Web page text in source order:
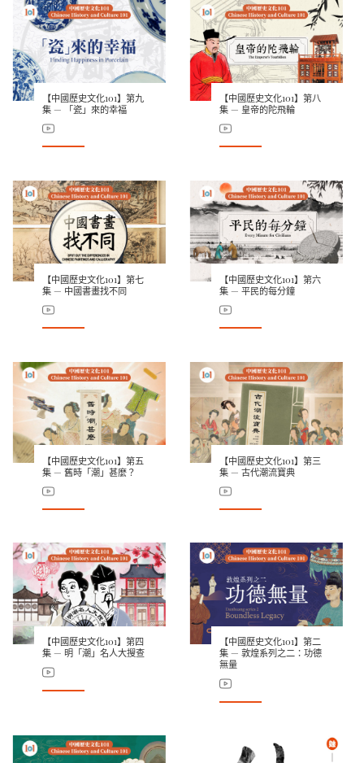
【中國歷史文化101】第九
集 — 「瓷」來的幸福
【中國歷史文化101】第八
集 — 皇帝的陀飛輪
【中國歷史文化101】第七
集 — 中國書畫找不同
【中國歷史文化101】第六
集 — 平民的每分鐘
【中國歷史文化101】第五
集 — 舊時「潮」甚麼？
【中國歷史文化101】第三
集 — 古代潮流寶典
【中國歷史文化101】第四
集 — 明「潮」名人大搜查
【中國歷史文化101】第二
集 — 敦煌系列之二：功德
無量